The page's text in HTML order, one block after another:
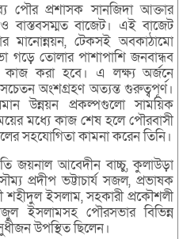
পৌর প্রশাসক সানজিদা আক্তার
বাজেট। এই বাজেট
মানোন্নয়ন, টেকসই অবকাঠামো
গড়ে তোলার পাশাপাশি জনবান্ধব
কাজ করা হবে। এ লক্ষ্য অর্জনে
অংশগ্রহণ অত্যন্ত গুরুত্বপূর্ণ।
উন্নয়ন প্রকল্পগুলো সাময়িক
মধ্যে কাজ শেষ হলে পৌরবাসী
সহযোগিতা কামনা করেন তিনি।
জয়নাল আবেদীন বাচ্চু, কুলাউড়া
প্রদীপ ভট্টাচার্য সজল, প্রভাষক
শহীদুল ইসলাম, সহকারী প্রকৌশলী
ইসলামসহ পৌরসভার বিভিন্ন
উপস্থিত ছিলেন।